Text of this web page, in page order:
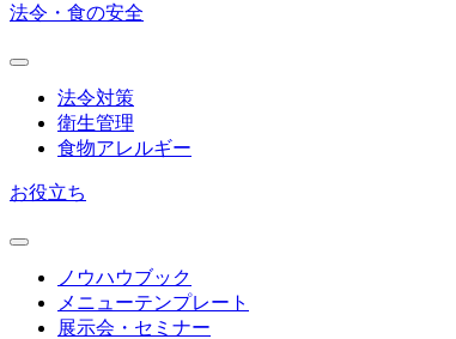
法令・食の安全
法令対策
衛生管理
食物アレルギー
お役立ち
ノウハウブック
メニューテンプレート
展示会・セミナー